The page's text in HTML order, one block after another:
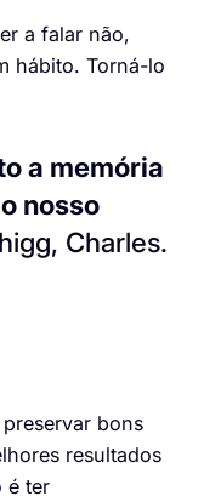
a falar não,
hábito. Torná-lo
a memória
nosso
Charles.
bons
resultados
é ter